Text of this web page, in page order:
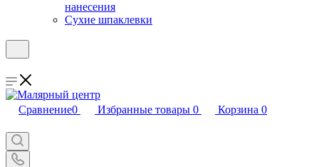
нанесения
Сухие шпаклевки
Сравнение0 Избранные товары 0 Корзина 0